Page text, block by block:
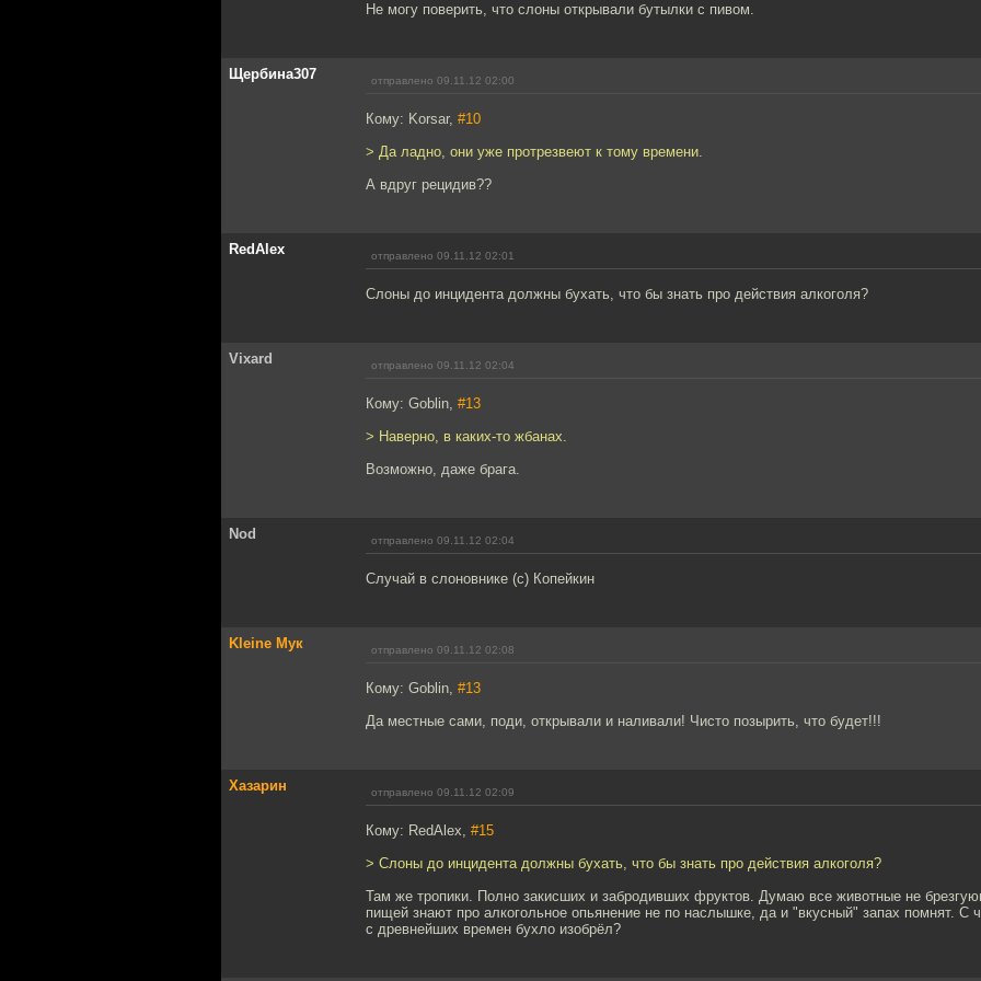
Не могу поверить, что слоны открывали бутылки с пивом.
Щербина307 отправлено 09.11.12 02:00
Кому: Korsar, #10
> Да ладно, они уже протрезвеют к тому времени.
А вдруг рецидив??
RedAlex отправлено 09.11.12 02:01
Слоны до инцидента должны бухать, что бы знать про действия алкоголя?
Vixard отправлено 09.11.12 02:04
Кому: Goblin, #13
> Наверно, в каких-то жбанах.
Возможно, даже брага.
Nod отправлено 09.11.12 02:04
Случай в слоновнике (с) Копейкин
Kleine Мук отправлено 09.11.12 02:08
Кому: Goblin, #13
Да местные сами, поди, открывали и наливали! Чисто позырить, что будет!!!
Хазарин отправлено 09.11.12 02:09
Кому: RedAlex, #15
> Слоны до инцидента должны бухать, что бы знать про действия алкоголя?
Там же тропики. Полно закисших и забродивших фруктов. Думаю все животные не
пищей знают про алкогольное опьянение не по наслышке, да и "вкусный" запах помнят. С
с древнейших времен бухло изобрёл?